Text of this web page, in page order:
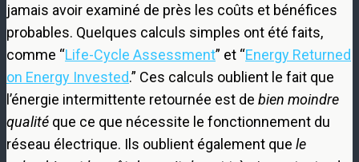
jamais avoir examiné de près les coûts et bénéfices
probables. Quelques calculs simples ont été faits,
comme “Life-Cycle Assessment” et “Energy Returned
on Energy Invested.” Ces calculs oublient le fait que
l’énergie intermittente retournée est de bien moindre
qualité que ce que nécessite le fonctionnement du
réseau électrique. Ils oublient également que le